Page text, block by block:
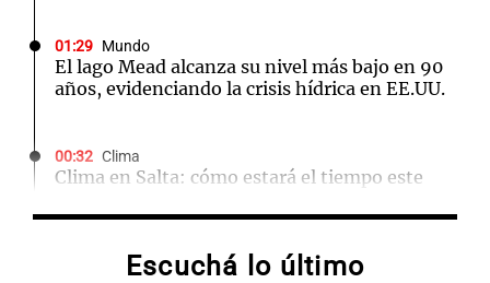
01:29 Mundo
El lago Mead alcanza su nivel más bajo en 90
años, evidenciando la crisis hídrica en EE.UU.
00:32 Clima
Clima en Salta: cómo estará el tiempo este
ClimaEscuchá lo último